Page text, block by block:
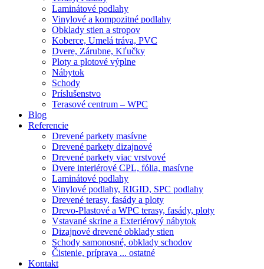
Laminátové podlahy
Vinylové a kompozitné podlahy
Obklady stien a stropov
Koberce, Umelá tráva, PVC
Dvere, Zárubne, Kľučky
Ploty a plotové výplne
Nábytok
Schody
Príslušenstvo
Terasové centrum – WPC
Blog
Referencie
Drevené parkety masívne
Drevené parkety dizajnové
Drevené parkety viac vrstvové
Dvere interiérové CPL, fólia, masívne
Laminátové podlahy
Vinylové podlahy, RIGID, SPC podlahy
Drevené terasy, fasády a ploty
Drevo-Plastové a WPC terasy, fasády, ploty
Vstavané skrine a Exteriérový nábytok
Dizajnové drevené obklady stien
Schody samonosné, obklady schodov
Čistenie, príprava ... ostatné
Kontakt